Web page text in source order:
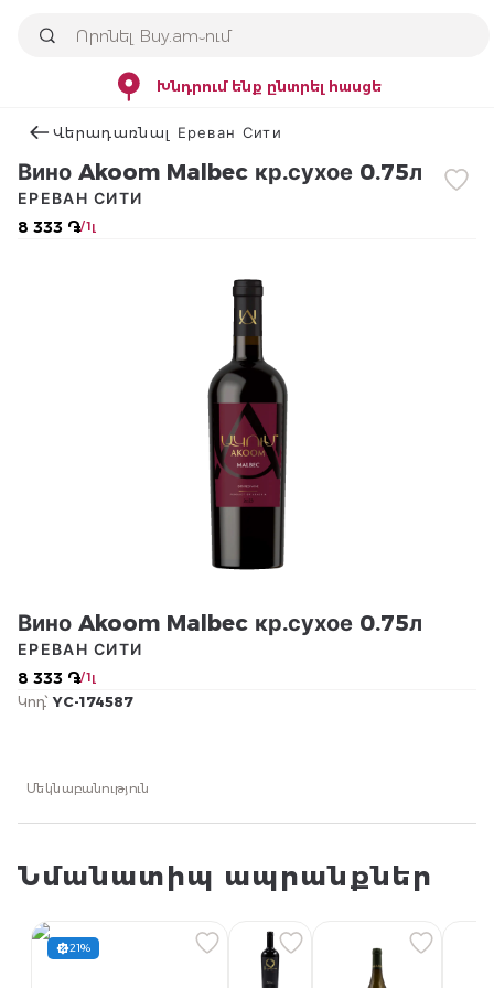
Խնդրում ենք ընտրել հասցե
Վերադառնալ Ереван Сити
Вино Akoom Malbec кр.сухое 0.75л
8 333 ֏/ 1լ
ЕРЕВАН СИТИ
Вино Akoom Malbec кр.сухое 0.75л
8 333 ֏/ 1լ
ЕРЕВАН СИТИ
Կոդ՝ YC-174587
Մեկնաբանություն
Նմանատիպ ապրանքներ
21%